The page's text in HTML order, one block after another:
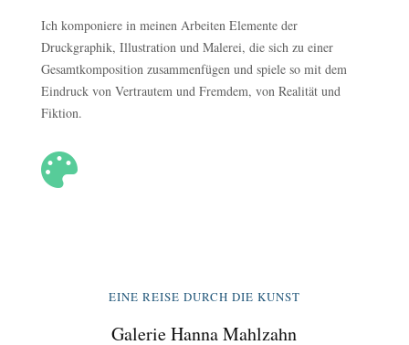
Ich komponiere in meinen Arbeiten Elemente der
Druckgraphik, Illustration und Malerei, die sich zu einer
Gesamtkomposition zusammenfügen und spiele so mit dem
Eindruck von Vertrautem und Fremdem, von Realität und
Fiktion.

EINE REISE DURCH DIE KUNST
Galerie Hanna Mahlzahn